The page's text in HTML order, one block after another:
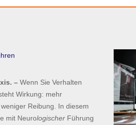
– Wenn Sie Verhalten
Wirkung: mehr
Reibung. In diesem
mit Neurologischer Führung